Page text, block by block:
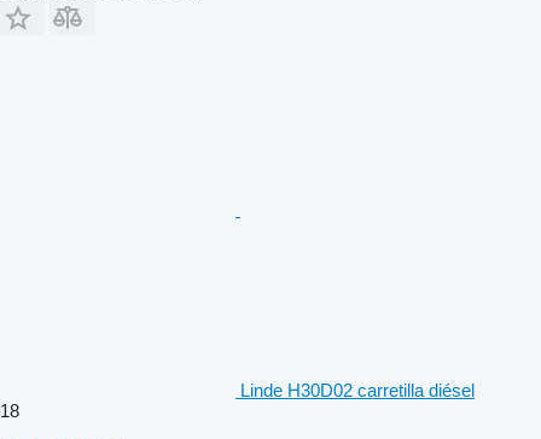
Linde H30D02 carretilla diésel
18